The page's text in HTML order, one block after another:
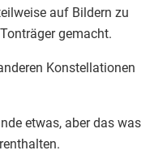
auf Bildern zu
gemacht.
Konstellationen
etwas, aber das was